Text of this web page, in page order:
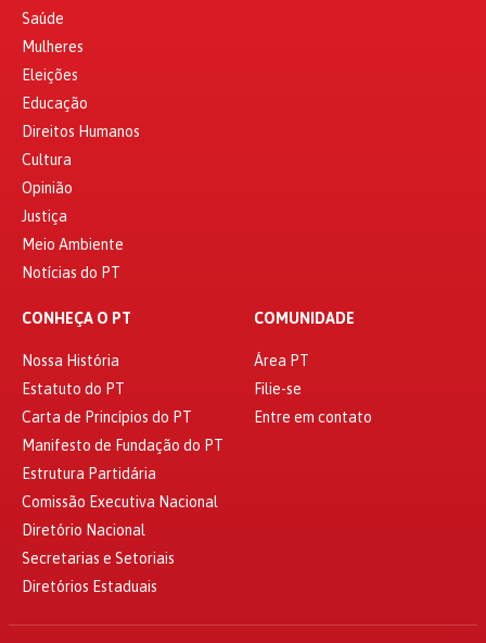
Saúde
Mulheres
Eleições
Educação
Direitos Humanos
Cultura
Opinião
Justiça
Meio Ambiente
Notícias do PT
CONHEÇA O PT
Nossa História
Estatuto do PT
Carta de Princípios do PT
Manifesto de Fundação do PT
Estrutura Partidária
Comissão Executiva Nacional
Diretório Nacional
Secretarias e Setoriais
Diretórios Estaduais
COMUNIDADE
Área PT
Filie-se
Entre em contato